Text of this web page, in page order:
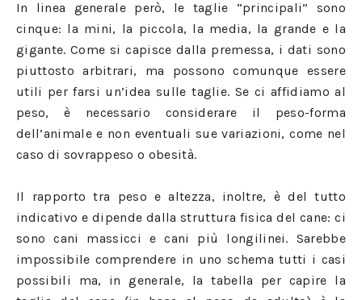
In linea generale però, le taglie “principali” sono
cinque: la mini, la piccola, la media, la grande e la
gigante. Come si capisce dalla premessa, i dati sono
piuttosto arbitrari, ma possono comunque essere
utili per farsi un’idea sulle taglie. Se ci affidiamo al
peso, è necessario considerare il peso-forma
dell’animale e non eventuali sue variazioni, come nel
caso di sovrappeso o obesità.
Il rapporto tra peso e altezza, inoltre, è del tutto
indicativo e dipende dalla struttura fisica del cane: ci
sono cani massicci e cani più longilinei. Sarebbe
impossibile comprendere in uno schema tutti i casi
possibili ma, in generale, la tabella per capire la